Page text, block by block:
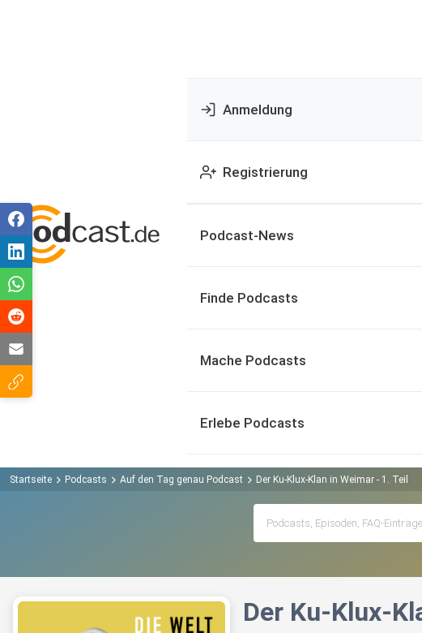
Anmeldung
Registrierung
Podcast-News
Finde Podcasts
Mache Podcasts
Erlebe Podcasts
Startseite Podcasts Auf den Tag genau Podcast Der Ku-Klux-Klan in Weimar - 1. Teil
Der Ku-Klux-